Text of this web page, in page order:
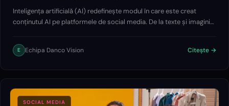
Inteligența artificială (AI) redefinește modul în care este creat
conținutul AI pe platformele de social media. De la texte și imagini
profundă în…
E Echipa Danco Vision Citește →
SOCIAL MEDIA